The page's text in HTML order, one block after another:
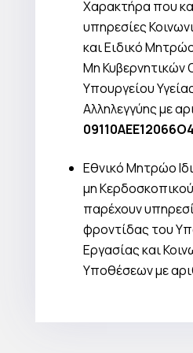
Χαρακτήρα που
υπηρεσίες
και Ειδικό
Μη
Υπουργείου
Αλληλεγγύης με
Εθνικό Μητρώο
μη
παρέχουν
φροντίδας του
Εργασίας και
Υποθέσεων με